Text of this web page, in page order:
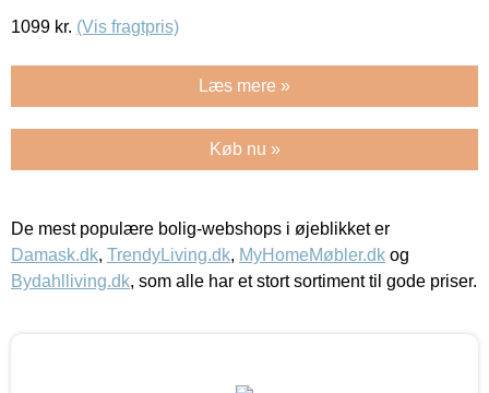
1099 kr. (Vis fragtpris)
Læs mere »
Køb nu »
De mest populære bolig-webshops i øjeblikket er
Damask.dk, TrendyLiving.dk, MyHomeMøbler.dk og
Bydahlliving.dk, som alle har et stort sortiment til gode priser.